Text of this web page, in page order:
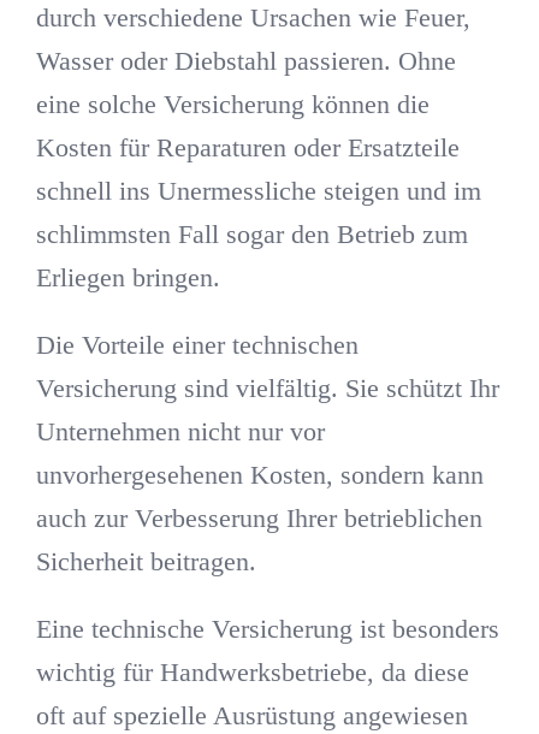
durch verschiedene Ursachen wie Feuer,
Wasser oder Diebstahl passieren. Ohne
eine solche Versicherung können die
Kosten für Reparaturen oder Ersatzteile
schnell ins Unermessliche steigen und im
schlimmsten Fall sogar den Betrieb zum
Erliegen bringen.
Die Vorteile einer technischen
Versicherung sind vielfältig. Sie schützt Ihr
Unternehmen nicht nur vor
unvorhergesehenen Kosten, sondern kann
auch zur Verbesserung Ihrer betrieblichen
Sicherheit beitragen.
Eine technische Versicherung ist besonders
wichtig für Handwerksbetriebe, da diese
oft auf spezielle Ausrüstung angewiesen